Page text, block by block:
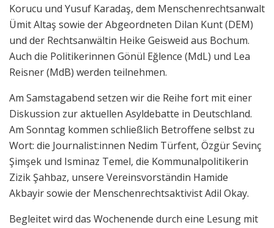
Korucu und Yusuf Karadaş, dem Menschenrechtsanwalt
Ümit Altaş sowie der Abgeordneten Dilan Kunt (DEM)
und der Rechtsanwältin Heike Geisweid aus Bochum.
Auch die Politikerinnen Gönül Eğlence (MdL) und Lea
Reisner (MdB) werden teilnehmen.
Am Samstagabend setzen wir die Reihe fort mit einer
Diskussion zur aktuellen Asyldebatte in Deutschland.
Am Sonntag kommen schließlich Betroffene selbst zu
Wort: die Journalist:innen Nedim Türfent, Özgür Sevinç
Şimşek und Isminaz Temel, die Kommunalpolitikerin
Zizik Şahbaz, unsere Vereinsvorständin Hamide
Akbayir sowie der Menschenrechtsaktivist Adil Okay.
Begleitet wird das Wochenende durch eine Lesung mit